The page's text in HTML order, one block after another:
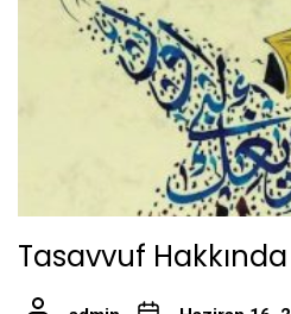
Tasavvuf